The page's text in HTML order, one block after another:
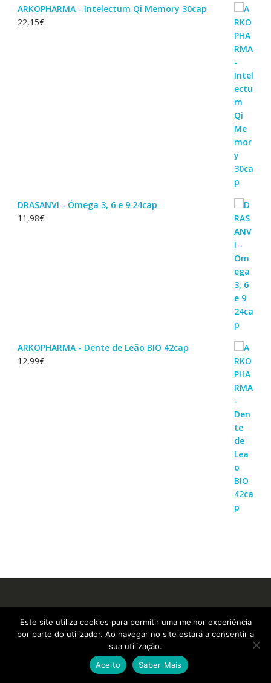
ARKOPHARMA - Intelectum Qi Memory 30cap
22,15€
DRASANVI - Ómega 3, 6 e 9 24cap
11,98€
ARKOPHARMA - Dente de Leão BIO 42cap
12,99€
Informações | Contactos
apoiocliente@suplementosonline.pt
Este site utiliza cookies para permitir uma melhor experiência
por parte do utilizador. Ao navegar no site estará a consentir a
sua utilização.
Aceito
Saber Mais